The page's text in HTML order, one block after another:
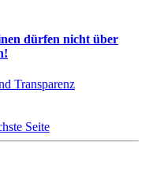
dürfen nicht über
Transparenz
Seite